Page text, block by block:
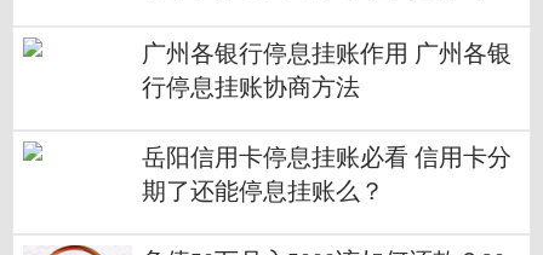
广州各银行停息挂账作用 广州各银
行停息挂账协商方法
岳阳信用卡停息挂账必看 信用卡分
期了还能停息挂账么？